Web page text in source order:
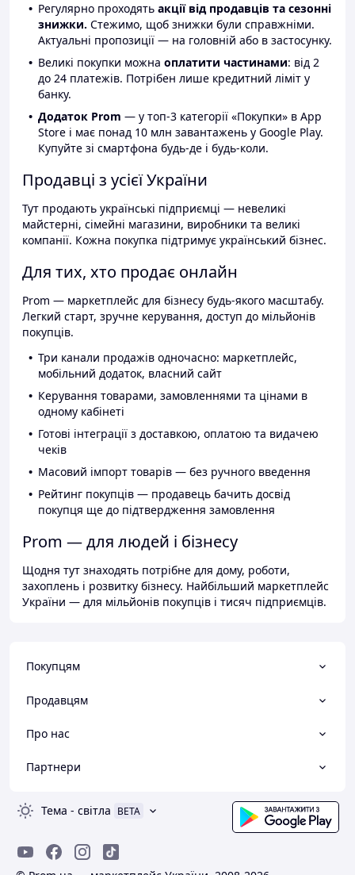
Регулярно проходять акції від продавців та сезонні
знижки. Стежимо, щоб знижки були справжніми.
Актуальні пропозиції — на головній або в застосунку.
Великі покупки можна оплатити частинами: від 2
до 24 платежів. Потрібен лише кредитний ліміт у
банку.
Додаток Prom — у топ-3 категорії «Покупки» в App
Store і має понад 10 млн завантажень у Google Play.
Купуйте зі смартфона будь-де і будь-коли.
Продавці з усієї України
Тут продають українські підприємці — невеликі
майстерні, сімейні магазини, виробники та великі
компанії. Кожна покупка підтримує український бізнес.
Для тих, хто продає онлайн
Prom — маркетплейс для бізнесу будь-якого масштабу.
Легкий старт, зручне керування, доступ до мільйонів
покупців.
Три канали продажів одночасно: маркетплейс,
мобільний додаток, власний сайт
Керування товарами, замовленнями та цінами в
одному кабінеті
Готові інтеграції з доставкою, оплатою та видачею
чеків
Масовий імпорт товарів — без ручного введення
Рейтинг покупців — продавець бачить досвід
покупця ще до підтвердження замовлення
Prom — для людей і бізнесу
Щодня тут знаходять потрібне для дому, роботи,
захоплень і розвитку бізнесу. Найбільший маркетплейс
України — для мільйонів покупців і тисяч підприємців.
Покупцям
Продавцям
Про нас
Партнери
Тема - світла BETA